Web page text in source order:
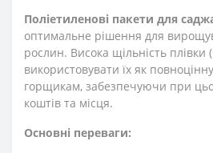
Поліетиленові пакети для
оптимальне рішення для
рослин. Висока щільність плівки
використовувати їх як
горщикам, забезпечуючи при
коштів та місця.
Основні переваги: